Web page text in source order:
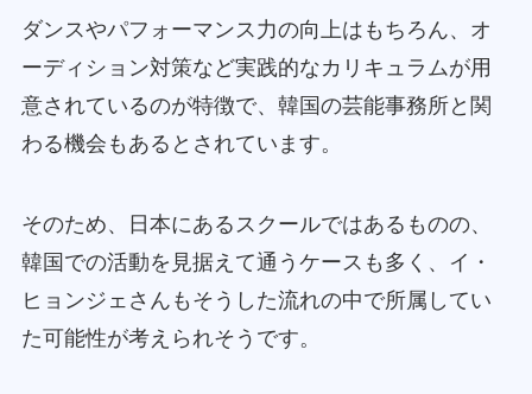
ダンスやパフォーマンス力の向上はもちろん、オ
ーディション対策など実践的なカリキュラムが用
意されているのが特徴で、韓国の芸能事務所と関
わる機会もあるとされています。
そのため、日本にあるスクールではあるものの、
韓国での活動を見据えて通うケースも多く、イ・
ヒョンジェさんもそうした流れの中で所属してい
た可能性が考えられそうです。